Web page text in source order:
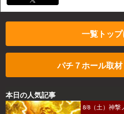
一覧トッ
パチ７ホール取
本日の人気記事
8/8（土）神